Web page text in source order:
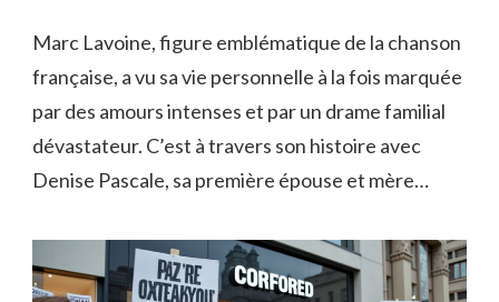
Marc Lavoine, figure emblématique de la chanson
française, a vu sa vie personnelle à la fois marquée
par des amours intenses et par un drame familial
dévastateur. C’est à travers son histoire avec
Denise Pascale, sa première épouse et mère…